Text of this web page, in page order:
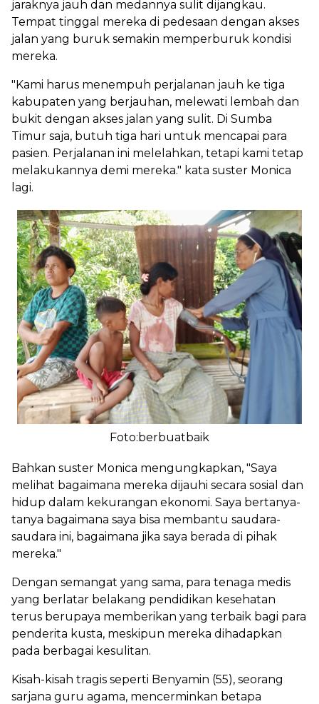
jaraknya jauh dan medannya sulit dijangkau.
Tempat tinggal mereka di pedesaan dengan akses
jalan yang buruk semakin memperburuk kondisi
mereka.
"Kami harus menempuh perjalanan jauh ke tiga
kabupaten yang berjauhan, melewati lembah dan
bukit dengan akses jalan yang sulit. Di Sumba
Timur saja, butuh tiga hari untuk mencapai para
pasien. Perjalanan ini melelahkan, tetapi kami tetap
melakukannya demi mereka." kata suster Monica
lagi.
Foto:berbuatbaik
Bahkan suster Monica mengungkapkan, "Saya
melihat bagaimana mereka dijauhi secara sosial dan
hidup dalam kekurangan ekonomi. Saya bertanya-
tanya bagaimana saya bisa membantu saudara-
saudara ini, bagaimana jika saya berada di pihak
mereka."
Dengan semangat yang sama, para tenaga medis
yang berlatar belakang pendidikan kesehatan
terus berupaya memberikan yang terbaik bagi para
penderita kusta, meskipun mereka dihadapkan
pada berbagai kesulitan.
Kisah-kisah tragis seperti Benyamin (55), seorang
sarjana guru agama, mencerminkan betapa